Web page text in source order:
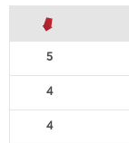
5
4
4